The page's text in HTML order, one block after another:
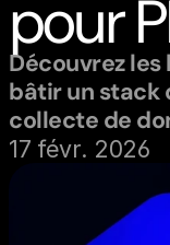
pour
Découvrez
bâtir un stack
collecte de
17 févr. 2026